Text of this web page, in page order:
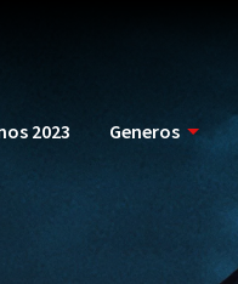
2023 Generos